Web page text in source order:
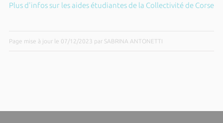
Plus d'infos sur les aides étudiantes de la Collectivité de Corse
Page mise à jour le 07/12/2023 par SABRINA ANTONETTI